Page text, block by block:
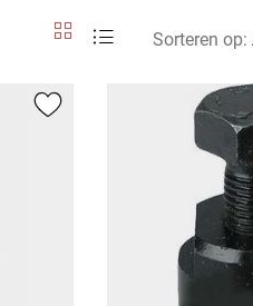
Sorteren op: